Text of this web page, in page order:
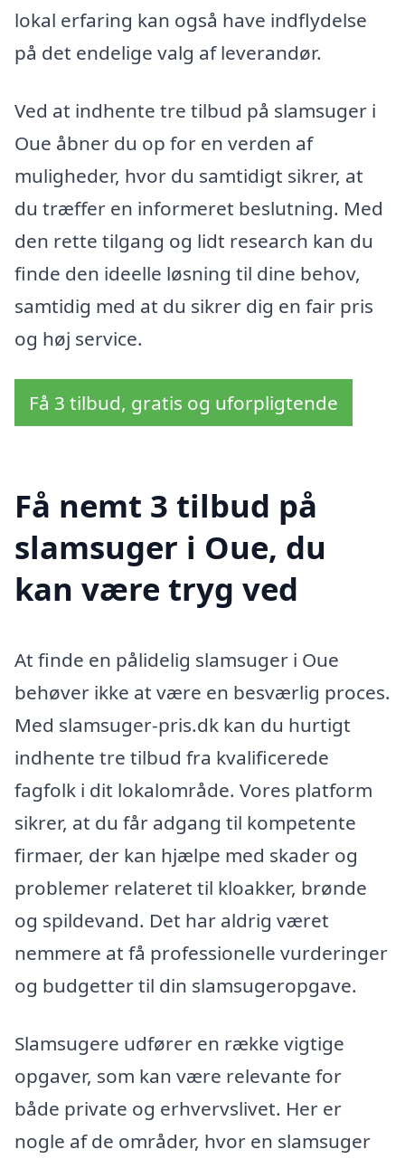
lokal erfaring kan også have indflydelse
på det endelige valg af leverandør.
Ved at indhente tre tilbud på slamsuger i
Oue åbner du op for en verden af
muligheder, hvor du samtidigt sikrer, at
du træffer en informeret beslutning. Med
den rette tilgang og lidt research kan du
finde den ideelle løsning til dine behov,
samtidig med at du sikrer dig en fair pris
og høj service.
Få 3 tilbud, gratis og uforpligtende
Få nemt 3 tilbud på
slamsuger i Oue, du
kan være tryg ved
At finde en pålidelig slamsuger i Oue
behøver ikke at være en besværlig proces.
Med slamsuger-pris.dk kan du hurtigt
indhente tre tilbud fra kvalificerede
fagfolk i dit lokalområde. Vores platform
sikrer, at du får adgang til kompetente
firmaer, der kan hjælpe med skader og
problemer relateret til kloakker, brønde
og spildevand. Det har aldrig været
nemmere at få professionelle vurderinger
og budgetter til din slamsugeropgave.
Slamsugere udfører en række vigtige
opgaver, som kan være relevante for
både private og erhvervslivet. Her er
nogle af de områder, hvor en slamsuger